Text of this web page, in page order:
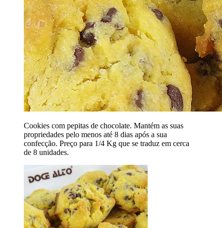
Cookies com pepitas de chocolate. Mantém as suas
propriedades pelo menos até 8 dias após a sua
confecção. Preço para 1/4 Kg que se traduz em cerca
de 8 unidades.